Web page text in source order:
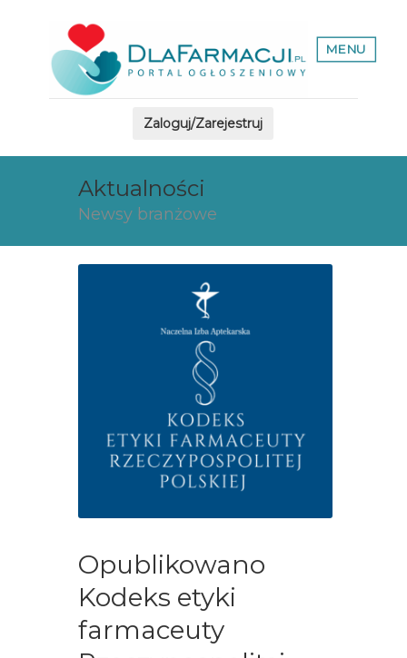
MENU
Zaloguj/Zarejestruj
Aktualności
Newsy branżowe
Opublikowano
Kodeks etyki
farmaceuty